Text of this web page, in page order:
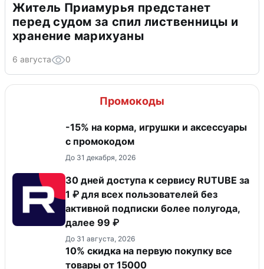
Житель Приамурья предстанет
перед судом за спил лиственницы и
хранение марихуаны
6 августа 0
Промокоды
-15% на корма, игрушки и аксессуары
с промокодом
До 31 декабря, 2026
30 дней доступа к сервису RUTUBE за
1 ₽ для всех пользователей без
активной подписки более полугода,
далее 99 ₽
До 31 августа, 2026
10% скидка на первую покупку все
товары от 15000